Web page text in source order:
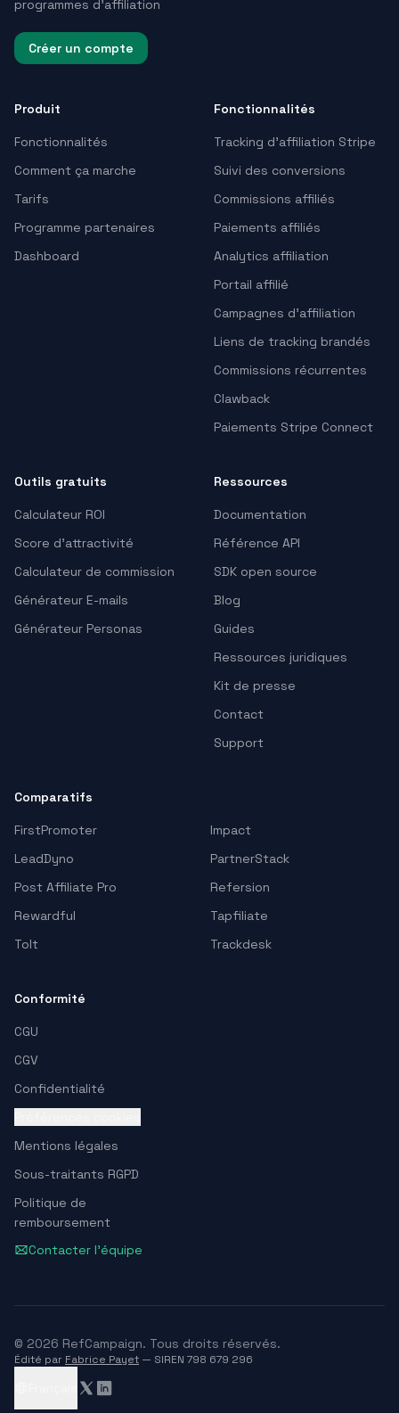
programmes d'affiliation
Créer un compte
Produit
Fonctionnalités
Comment ça marche
Tarifs
Programme partenaires
Dashboard
Fonctionnalités
Tracking d’affiliation Stripe
Suivi des conversions
Commissions affiliés
Paiements affiliés
Analytics affiliation
Portail affilié
Campagnes d’affiliation
Liens de tracking brandés
Commissions récurrentes
Clawback
Paiements Stripe Connect
Outils gratuits
Calculateur ROI
Score d'attractivité
Calculateur de commission
Générateur E-mails
Générateur Personas
Ressources
Documentation
Référence API
SDK open source
Blog
Guides
Ressources juridiques
Kit de presse
Contact
Support
Comparatifs
FirstPromoter
Impact
LeadDyno
PartnerStack
Post Affiliate Pro
Refersion
Rewardful
Tapfiliate
Tolt
Trackdesk
Conformité
CGU
CGV
Confidentialité
Mentions légales
Sous-traitants RGPD
Politique de
remboursement
Contacter l'équipe
© 2026 RefCampaign. Tous droits réservés.
Édité par Fabrice Payet — SIREN 798 679 296